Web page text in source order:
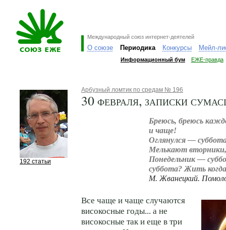
Международный союз интернет-деятелей
О союзе Периодика Конкурсы Мейл-
Информационный бум ЕЖЕ-правда
192 статьи
Арбузный ломтик по средам № 196
30 февраля, записки
Бреюсь, бреюсь
и чаще!
Оглянулся —
Мелькают
Понедельник —
суббота? Жить
М. Жванецкий.
Все чаще и чаще случаются
високосные годы... а не
високосные так и еще в три